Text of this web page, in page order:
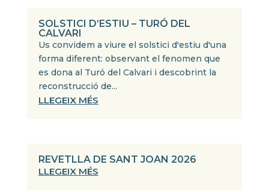
SOLSTICI D’ESTIU – TURÓ DEL
CALVARI
Us convidem a viure el solstici d'estiu d'una
forma diferent: observant el fenomen que
es dona al Turó del Calvari i descobrint la
reconstrucció de...
LLEGEIX MÉS
REVETLLA DE SANT JOAN 2026
LLEGEIX MÉS